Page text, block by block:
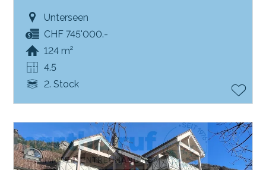
Unterseen
CHF 745'000.-
124 m²
4.5
2. Stock